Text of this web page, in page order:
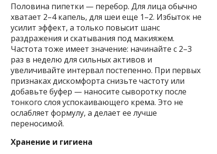
Половина пипетки — перебор. Для лица обычно
хватает 2–4 капель, для шеи еще 1–2. Избыток не
усилит эффект, а только повысит шанс
раздражения и скатывания под макияжем.
Частота тоже имеет значение: начинайте с 2–3
раз в неделю для сильных активов и
увеличивайте интервал постепенно. При первых
признаках дискомфорта снизьте частоту или
добавьте буфер — наносите сыворотку после
тонкого слоя успокаивающего крема. Это не
ослабляет формулу, а делает ее лучше
переносимой.
Хранение и гигиена